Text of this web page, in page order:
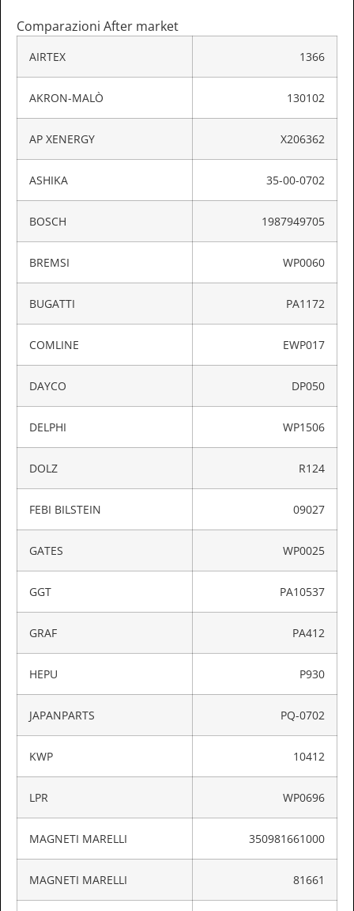
Comparazioni After market
AIRTEX 1366
AKRON-MALÒ 130102
AP XENERGY X206362
ASHIKA 35-00-0702
BOSCH 1987949705
BREMSI WP0060
BUGATTI PA1172
COMLINE EWP017
DAYCO DP050
DELPHI WP1506
DOLZ R124
FEBI BILSTEIN 09027
GATES WP0025
GGT PA10537
GRAF PA412
HEPU P930
JAPANPARTS PQ-0702
KWP 10412
LPR WP0696
MAGNETI MARELLI 350981661000
MAGNETI MARELLI 81661